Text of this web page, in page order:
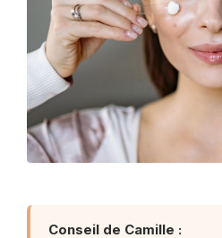
Conseil de Camille :